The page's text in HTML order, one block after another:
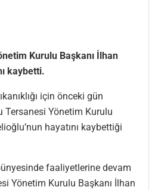
Kurulu Başkanı İlhan
kaybetti.
için önceki gün
Tersanesi Yönetim Kurulu
hayatını kaybettiği
faaliyetlerine devam
Yönetim Kurulu Başkanı İlhan